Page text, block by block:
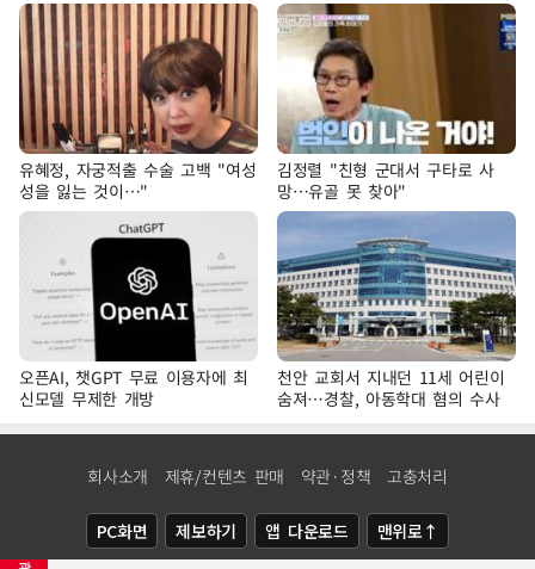
유혜정, 자궁적출 수술 고백 "여성
성을 잃는 것이…"
김정렬 "친형 군대서 구타로 사
망…유골 못 찾아"
오픈AI, 챗GPT 무료 이용자에 최
신모델 무제한 개방
천안 교회서 지내던 11세 어린이
숨져…경찰, 아동학대 혐의 수사
회사소개 제휴/컨텐츠 판매 약관·정책 고충처리
PC화면 제보하기 앱 다운로드 맨위로↑